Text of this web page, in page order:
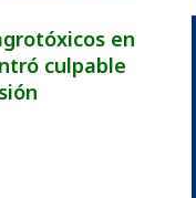
en
culpable